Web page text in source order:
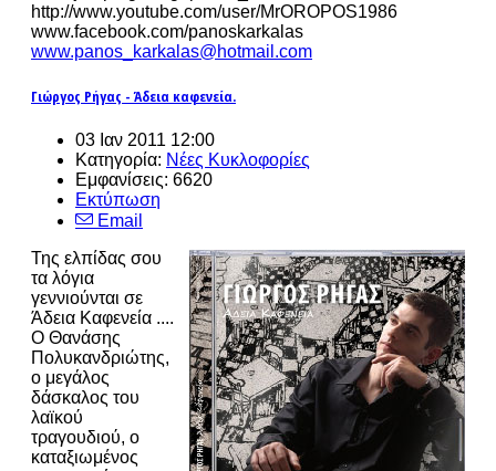
http://www.youtube.com/user/MrOROPOS1986
www.facebook.com/panoskarkalas
www.panos_karkalas@hotmail.com
Γιώργος Ρήγας - Άδεια καφενεία.
03 Ιαν 2011 12:00
Κατηγορία: Νέες Κυκλοφορίες
Εμφανίσεις: 6620
Εκτύπωση
Email
Της ελπίδας σου
τα λόγια
γεννιούνται σε
Άδεια Καφενεία ....
Ο Θανάσης
Πολυκανδριώτης,
ο μεγάλος
δάσκαλος του
λαϊκού
τραγουδιού, ο
καταξιωμένος